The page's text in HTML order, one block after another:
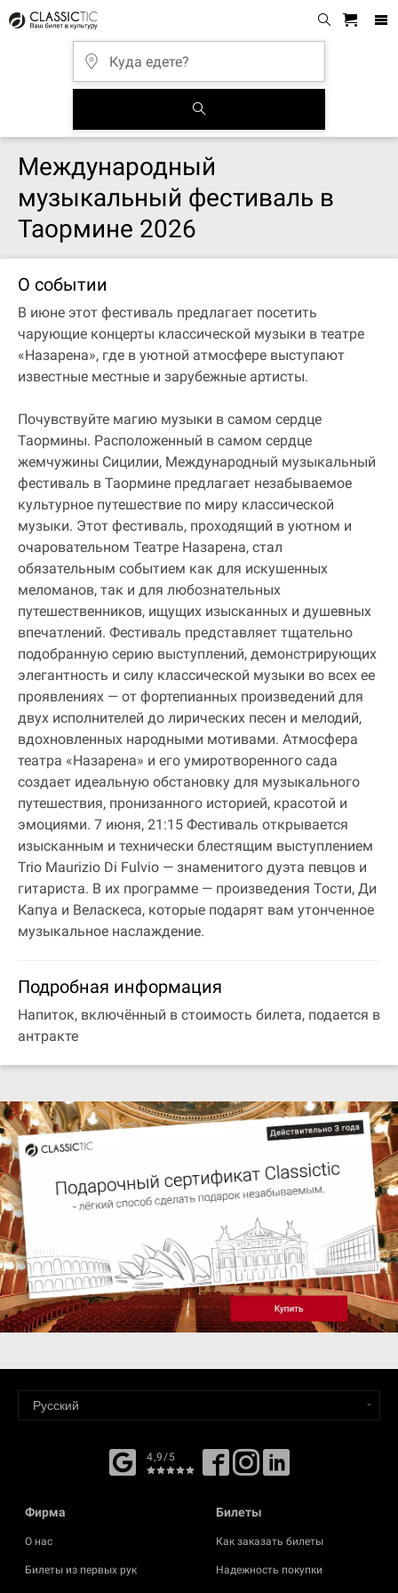
Международный
музыкальный фестиваль в
Таормине 2026
О событии
В июне этот фестиваль предлагает посетить
чарующие концерты классической музыки в театре
«Назарена», где в уютной атмосфере выступают
известные местные и зарубежные артисты.
Почувствуйте магию музыки в самом сердце
Таормины. Расположенный в самом сердце
жемчужины Сицилии, Международный музыкальный
фестиваль в Таормине предлагает незабываемое
культурное путешествие по миру классической
музыки. Этот фестиваль, проходящий в уютном и
очаровательном Театре Назарена, стал
обязательным событием как для искушенных
меломанов, так и для любознательных
путешественников, ищущих изысканных и душевных
впечатлений. Фестиваль представляет тщательно
подобранную серию выступлений, демонстрирующих
элегантность и силу классической музыки во всех ее
проявлениях — от фортепианных произведений для
двух исполнителей до лирических песен и мелодий,
вдохновленных народными мотивами. Атмосфера
театра «Назарена» и его умиротворенного сада
создает идеальную обстановку для музыкального
путешествия, пронизанного историей, красотой и
эмоциями. 7 июня, 21:15 Фестиваль открывается
изысканным и технически блестящим выступлением
Trio Maurizio Di Fulvio — знаменитого дуэта певцов и
гитариста. В их программе — произведения Тости, Ди
Капуа и Веласкеса, которые подарят вам утонченное
музыкальное наслаждение.
Подробная информация
Напиток, включённый в стоимость билета, подается в
антракте
4,9/5
Фирма
О нас
Билеты из первых рук
Билеты
Как заказать билеты
Надежность покупки